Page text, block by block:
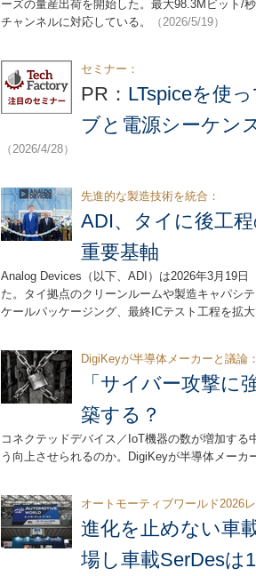
ーズの量産出荷を開始した。最大98.3Mビット/
チャンネルに対応している。
（2026/5/19）
セミナー：
PR： LTspiceを使
ブと電源シーケン
（2026/4/28）
先進的な製造技術を統合：
ADI、タイに後工
重要基軸
Analog Devices（以下、ADI）は2026年3月19
た。タイ拠点のクリーンルームや製造キャパシ
ケールパッケージング、最終ICテスト工程を拡大
DigiKeyが半導体メーカーと議論：
「サイバー攻撃
築する？
コネクテッドデバイス／IoT機器の数が増加す
う向上させられるのか。DigiKeyが半導体メーカ
オートモーティブワールド2026レ
進化を止めない車
場し車載SerDesは